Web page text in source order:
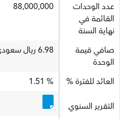
عدد الوحدات
القائمة في
نهاية السنة
88,000,000
صافي قيمة
الوحدة
6.98 ريال سعودي
العائد للفترة % % 1.51
التقرير السنوي